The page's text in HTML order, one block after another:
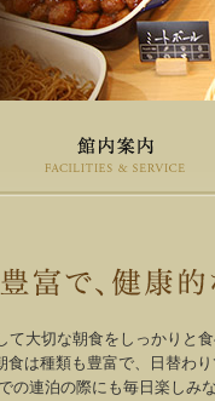
内案内
て大切な朝食をしっかりと
食は種類も豊富で、日替わ
の連泊の際にも毎日楽しみ